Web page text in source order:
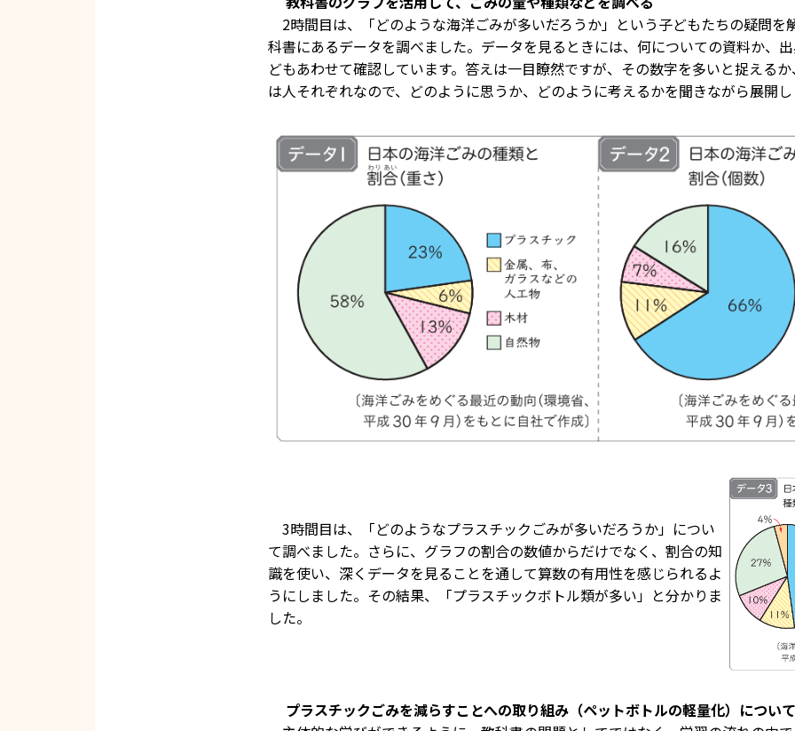
2時間目は、「どのような海洋ごみが多いだろうか」という子どもたちの疑問を
科書にあるデータを調べました。データを見るときには、何についての資料か、
どもあわせて確認しています。答えは一目瞭然ですが、その数字を多いと捉える
は人それぞれなので、どのように思うか、どのように考えるかを聞きながら展開
3時間目は、「どのようなプラスチックごみが多いだろうか」につい
て調べました。さらに、グラフの割合の数値からだけでなく、割合の知
識を使い、深くデータを見ることを通して算数の有用性を感じられるよ
うにしました。その結果、「プラスチックボトル類が多い」と分かりま
した。
プラスチックごみを減らすことへの取り組み（ペットボトルの軽量化）につい